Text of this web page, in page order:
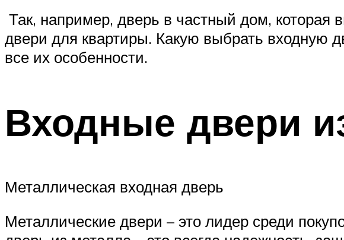
Так, например, дверь в частный дом, которая
двери для квартиры. Какую выбрать входную
все их особенности.
Входные двери
Металлическая входная дверь
Металлические двери – это лидер среди